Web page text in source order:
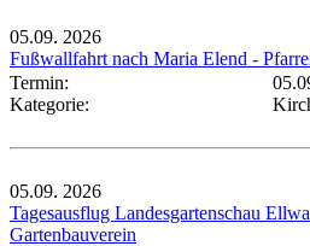
05.09. 2026
Fußwallfahrt nach Maria Elend -
Termin:
Kategorie:
05.09. 2026
Tagesausflug Landesgartenschau
Gartenbauverein